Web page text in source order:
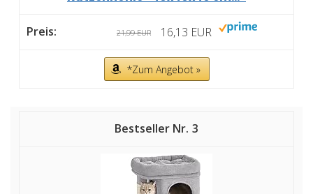
21,99 EUR 16,13 EUR
*Zum Angebot »
3